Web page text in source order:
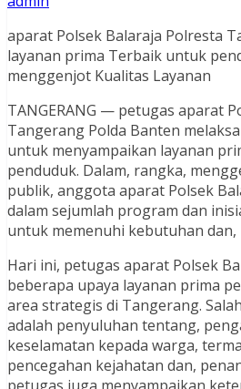
aparat Polsek Balaraja Polresta
layanan prima Terbaik untuk
menggenjot Kualitas Layanan
TANGERANG — petugas aparat
Tangerang Polda Banten
untuk menyampaikan layanan
penduduk. Dalam, rangka,
publik, anggota aparat Polsek
dalam sejumlah program dan
untuk memenuhi kebutuhan
Hari ini, petugas aparat Polsek
beberapa upaya layanan prima
area strategis di Tangerang.
adalah penyuluhan tentang,
keselamatan kepada warga,
pencegahan kejahatan dan,